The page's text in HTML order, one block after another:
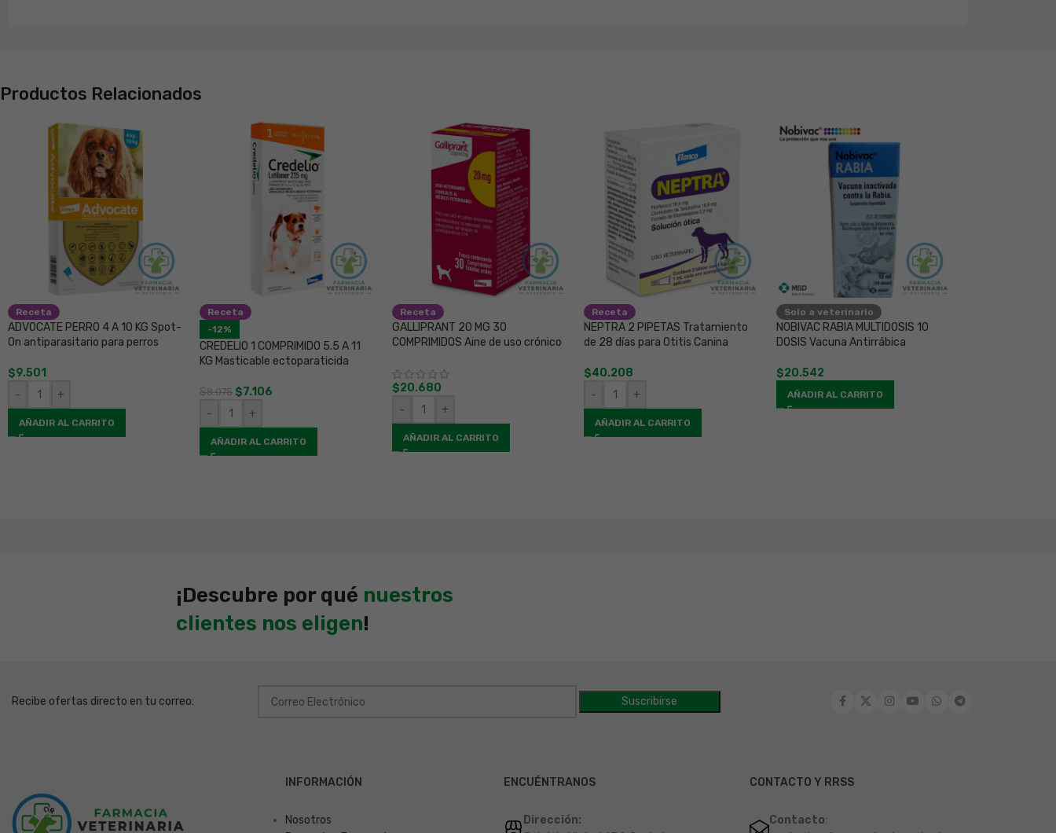
Productos Relacionados
Receta
ADVOCATE PERRO 4 A 10 KG Spot-
On antiparasitario para perros
$9.501
-
+
AÑADIR AL CARRITO
Receta
-12%
CREDELIO 1 COMPRIMIDO 5.5 A 11
KG Masticable ectoparaticida
$8.075 $7.106
- +
AÑADIR AL CARRITO
Receta
GALLIPRANT 20 MG 30
COMPRIMIDOS Aine de uso crónico
$20.680
-
+
AÑADIR AL CARRITO
Receta
NEPTRA 2 PIPETAS Tratamiento
de 28 días para Otitis Canina
$40.208
-
+
AÑADIR AL CARRITO
Solo a veterinario
NOBIVAC RABIA MULTIDOSIS 10
DOSIS Vacuna Antirrábica
$20.542
AÑADIR AL CARRITO
¡Descubre por qué nuestros
clientes nos eligen!
Recibe ofertas directo en tu correo:
INFORMACIÓN
Nosotros
ENCUÉNTRANOS
Dirección:
CONTACTO Y RRSS
Contacto: